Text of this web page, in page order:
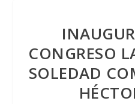
CONGRESO
SOLEDAD